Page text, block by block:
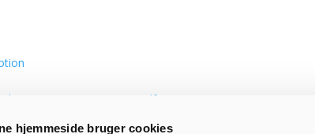
hjemmeside bruger cookies